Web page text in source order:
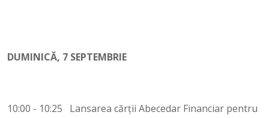
DUMINICĂ, 7 SEPTEMBRIE
10:00 - 10:25 Lansarea cărții Abecedar Financiar pentru